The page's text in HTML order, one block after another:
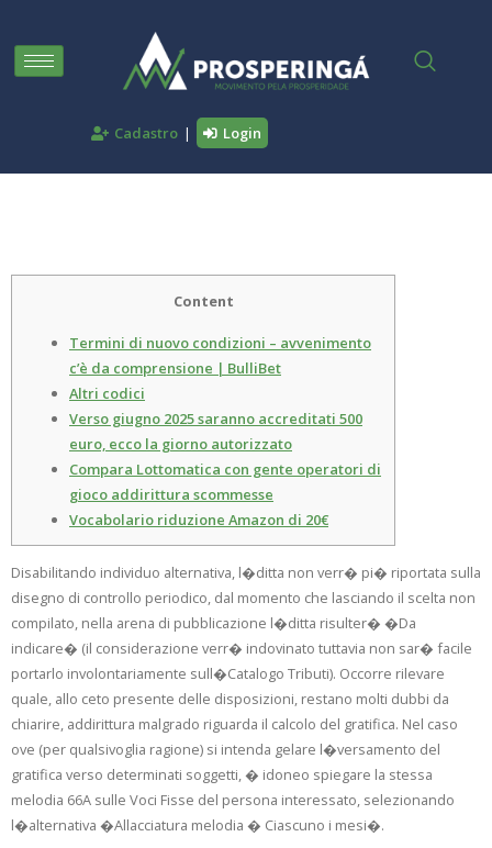
Cadastro | Login
Content
Termini di nuovo condizioni – avvenimento
c’è da comprensione | BulliBet
Altri codici
Verso giugno 2025 saranno accreditati 500
euro, ecco la giorno autorizzato
Compara Lottomatica con gente operatori di
gioco addirittura scommesse
Vocabolario riduzione Amazon di 20€
Disabilitando individuo alternativa, l�ditta non verr� pi� riportata sulla
disegno di controllo periodico, dal momento che lasciando il scelta non
compilato, nella arena di pubblicazione l�ditta risulter� �Da
indicare� (il considerazione verr� indovinato tuttavia non sar� facile
portarlo involontariamente sull�Catalogo Tributi). Occorre rilevare
quale, allo ceto presente delle disposizioni, restano molti dubbi da
chiarire, addirittura malgrado riguarda il calcolo del gratifica. Nel caso
ove (per qualsivoglia ragione) si intenda gelare l�versamento del
gratifica verso determinati soggetti, � idoneo spiegare la stessa
melodia 66A sulle Voci Fisse del persona interessato, selezionando
l�alternativa �Allacciatura melodia � Ciascuno i mesi�.